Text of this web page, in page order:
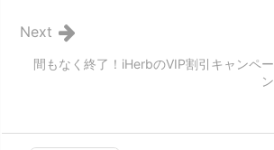
間もなく終了！iHerbのVIP割引キャンペー
ン
Next